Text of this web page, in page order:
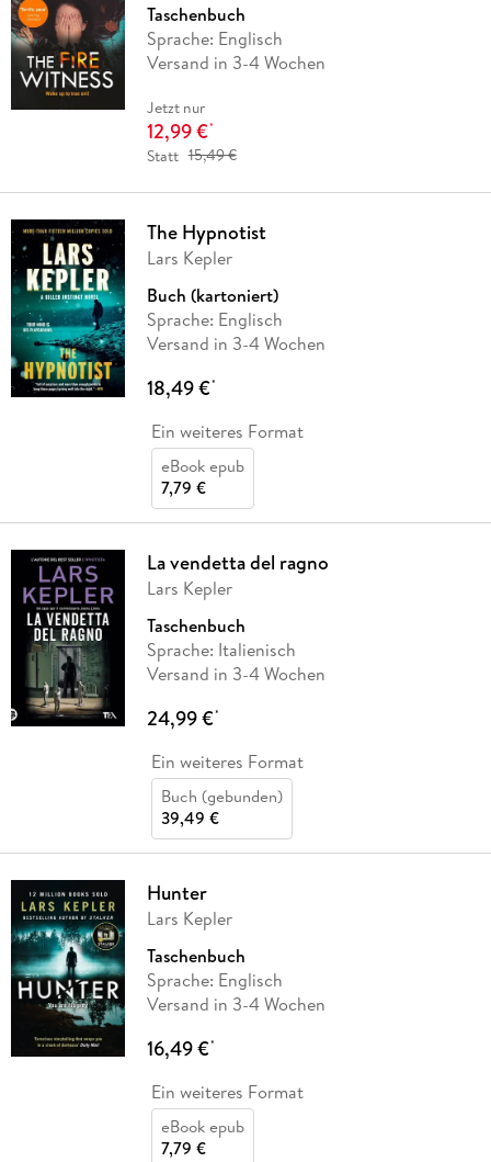
Taschenbuch
Sprache: Englisch
Versand in 3-4 Wochen
Jetzt nur
12,99 €*
Statt 15,49 €
The Hypnotist
Lars Kepler
Buch (kartoniert)
Sprache: Englisch
Versand in 3-4 Wochen
18,49 €*
Ein weiteres Format
eBook epub
7,79 €
La vendetta del ragno
Lars Kepler
Taschenbuch
Sprache: Italienisch
Versand in 3-4 Wochen
24,99 €*
Ein weiteres Format
Buch (gebunden)
39,49 €
Hunter
Lars Kepler
Taschenbuch
Sprache: Englisch
Versand in 3-4 Wochen
16,49 €*
Ein weiteres Format
eBook epub
7,79 €